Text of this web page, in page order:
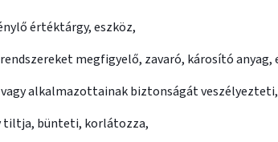
értéktárgy, eszköz,
megfigyelő, zavaró, károsító anyag,
alkalmazottainak biztonságát veszélyezteti,
tiltja, bünteti, korlátozza,